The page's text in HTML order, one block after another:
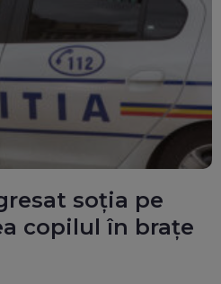
soția pe
copilul în brațe